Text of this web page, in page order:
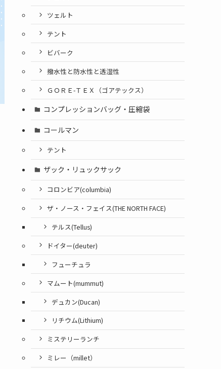
ツェルト
テント
ビバーク
撥水性と防水性と透湿性
ＧＯＲＥ-ＴＥＸ（ゴアテックス）
コンプレッションバッグ・圧縮袋
コールマン
テント
ザック・リュックサック
コロンビア(columbia)
ザ・ノース・フェイス(THE NORTH FACE)
テルス(Tellus)
ドイター(deuter)
フューチュラ
マムート(mummut)
デュカン(Ducan)
リチウム(Lithium)
ミステリーランチ
ミレー（millet）